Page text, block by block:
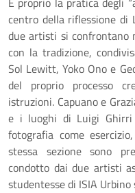
centro della riflessione di
due artisti si confrontano
con la tradizione,
Sol Lewitt, Yoko Ono e
del proprio processo
istruzioni. Capuano e
e i luoghi di Luigi Ghirri
fotografia come
stessa sezione sono
condotto dai due artisti
studentesse di ISIA